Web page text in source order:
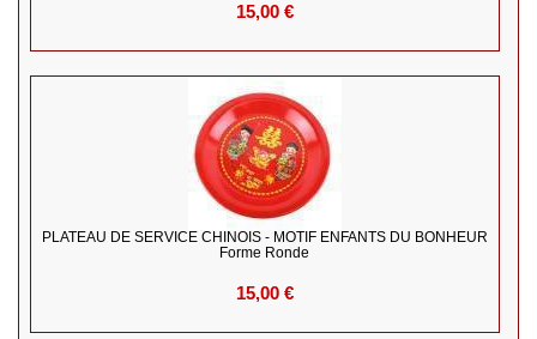
15,00 €
PLATEAU DE SERVICE CHINOIS - MOTIF ENFANTS DU BONHEUR
Forme Ronde
15,00 €